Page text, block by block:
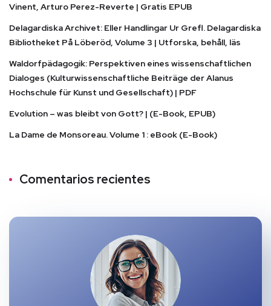
Vinent, Arturo Perez-Reverte | Gratis EPUB
Delagardiska Archivet: Eller Handlingar Ur Grefl. Delagardiska
Bibliotheket På Löberöd, Volume 3 | Utforska, behåll, läs
Waldorfpädagogik: Perspektiven eines wissenschaftlichen
Dialoges (Kulturwissenschaftliche Beiträge der Alanus
Hochschule für Kunst und Gesellschaft) | PDF
Evolution – was bleibt von Gott? | (E-Book, EPUB)
La Dame de Monsoreau. Volume 1 : eBook (E-Book)
Comentarios recientes